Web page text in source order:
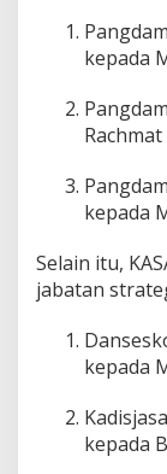
kepada
kepada
Selain itu,
jabatan
kepada
kepada